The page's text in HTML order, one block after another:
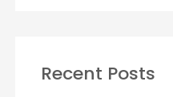
Recent Posts